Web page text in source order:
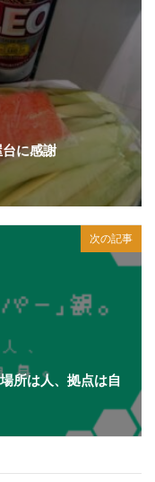
に感謝
次の記事
所は人、拠点は自